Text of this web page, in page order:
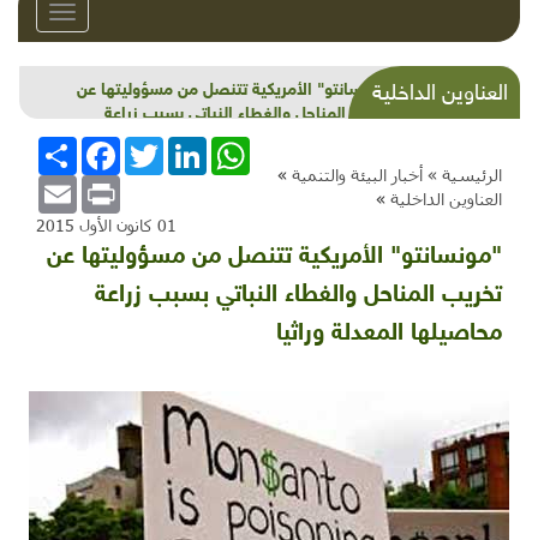
Toggle
العناوين الداخلية
لا توقعات إيجابية من قمة باريس الـ21 للتخفيف من
تغيّر المناخ
الرئيسية » أخبار البيئة والتنمية »
العناوين الداخلية »
انشر
FacebookTwitterLinkedInWhatsApp
Email Print
01 كانون الأول 2015
"مونسانتو" الأمريكية تتنصل من مسؤوليتها عن
تخريب المناحل والغطاء النباتي بسبب زراعة
محاصيلها المعدلة وراثيا